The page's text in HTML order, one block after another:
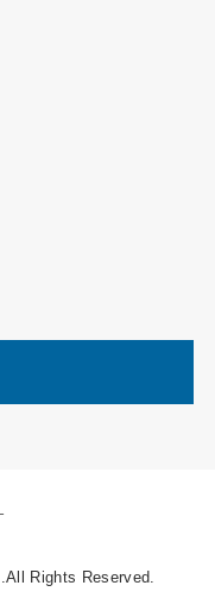
.All Rights Reserved.